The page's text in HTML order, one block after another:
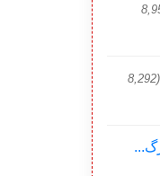
(8,292